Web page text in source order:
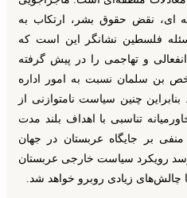
ای، نقض حقوق بشر، ارتکاب به
فلسطین نشانگر این است که
و تهاجمی را در پیش گرفته
بن سلمان نسبت به امور اداره
چنین سیاست نامتوازنی از
تناسبی با اهداف بلند مدت
منفی بر جایگاه عربستان در جهان
رویکرد سیاست خارجی عربستان
چالش‌های زیادی روبرو خواهد شد.